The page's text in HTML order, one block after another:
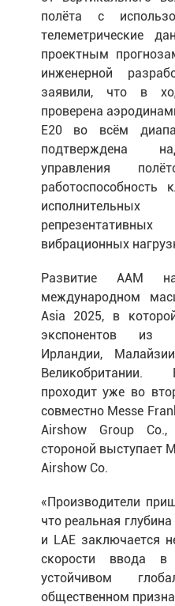
полёта с
телеметрические
проектным
инженерной
заявили, что в
проверена
E20 во всём
подтверждена
управления
вибрационных
Развитие AAM
международном
Asia 2025, в
экспонентов из
Ирландии,
Великобритании.
проходит уже во
совместно Messe
Airshow Group
стороной выступает
Airshow Co.
«Производители
что реальная
и LAE заключается
скорости ввода
устойчивом
общественном